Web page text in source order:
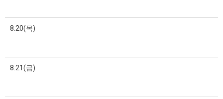
8.20(목)
8.21(금)